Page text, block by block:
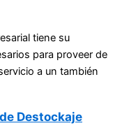
tiene su
para proveer de
a un también
Destockaje